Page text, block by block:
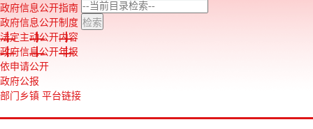
政府信息公开指南
政府信息公开制度
法定主动公开内容
政府信息公开年报
依申请公开
政府公报
部门乡镇 平台链接